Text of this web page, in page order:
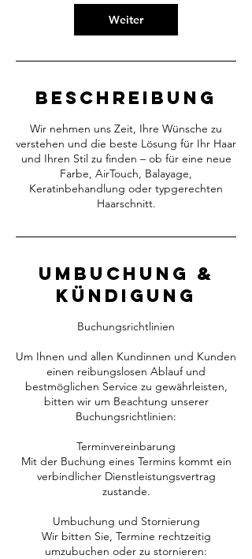
Weiter
Beschreibung
Wir nehmen uns Zeit, Ihre Wünsche zu
verstehen und die beste Lösung für Ihr Haar
und Ihren Stil zu finden – ob für eine neue
Farbe, AirTouch, Balayage,
Keratinbehandlung oder typgerechten
Haarschnitt.
Umbuchung &
Kündigung
Buchungsrichtlinien
Um Ihnen und allen Kundinnen und Kunden
einen reibungslosen Ablauf und
bestmöglichen Service zu gewährleisten,
bitten wir um Beachtung unserer
Buchungsrichtlinien:
Terminvereinbarung
Mit der Buchung eines Termins kommt ein
verbindlicher Dienstleistungsvertrag
zustande.
Umbuchung und Stornierung
Wir bitten Sie, Termine rechtzeitig
umzubuchen oder zu stornieren: